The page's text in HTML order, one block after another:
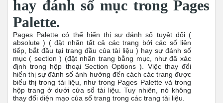
hay đánh số mục trong Pages
Palette.
Pages Palette có thể hiển thị sự đánh số tuyệt đối (
absolute ) ( đặt nhãn tất cả các trang bới các số liên
tiếp, bắt đầu tại trang đầu của tài liệu ) hay sự đánh số
mục ( section ) (đặt nhãn trang bằng mục, như đã xác
định trong hộp thoại Section Options ). Việc thay đổi
hiển thị sự đánh số ảnh hưởng đến cách các trang được
biểu thị trong tài liệu, như trong Pages Palette và trong
hộp trang ở dưới cửa sổ tài liệu. Tuy nhiên, nó không
thay đổi diện mạo của số trang trong các trang tài liệu.